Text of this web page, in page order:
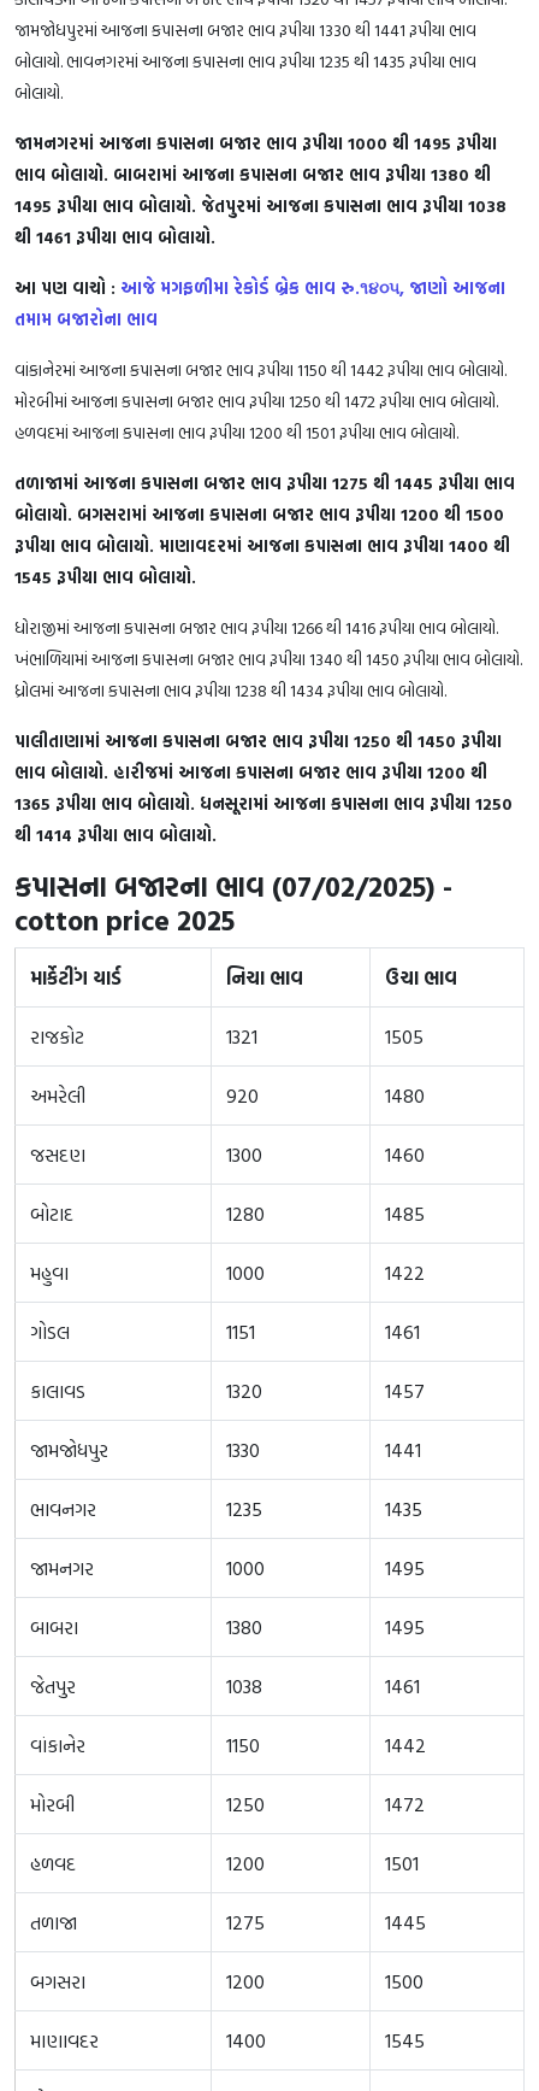
જામજોધપુરમાં આજના કપાસના બજાર ભાવ રૂપીયા 1330 થી 1441 રૂપીયા ભાવ
બોલાયો. ભાવનગરમાં આજના કપાસના ભાવ રૂપીયા 1235 થી 1435 રૂપીયા ભાવ
બોલાયો.
જામનગરમાં આજના કપાસના બજાર ભાવ રૂપીયા 1000 થી 1495 રૂપીયા
ભાવ બોલાયો. બાબરામાં આજના કપાસના બજાર ભાવ રૂપીયા 1380 થી
1495 રૂપીયા ભાવ બોલાયો. જેતપુરમાં આજના કપાસના ભાવ રૂપીયા 1038
થી 1461 રૂપીયા ભાવ બોલાયો.
આ પણ વાચો : આજે મગફળીમા રેકોર્ડ બ્રેક ભાવ રુ.૧૪૦૫, જાણો આજના
તમામ બજારોના ભાવ
વાંકાનેરમાં આજના કપાસના બજાર ભાવ રૂપીયા 1150 થી 1442 રૂપીયા ભાવ બોલાયો.
મોરબીમાં આજના કપાસના બજાર ભાવ રૂપીયા 1250 થી 1472 રૂપીયા ભાવ બોલાયો.
હળવદમાં આજના કપાસના ભાવ રૂપીયા 1200 થી 1501 રૂપીયા ભાવ બોલાયો.
તળાજામાં આજના કપાસના બજાર ભાવ રૂપીયા 1275 થી 1445 રૂપીયા ભાવ
બોલાયો. બગસરામાં આજના કપાસના બજાર ભાવ રૂપીયા 1200 થી 1500
રૂપીયા ભાવ બોલાયો. માણાવદરમાં આજના કપાસના ભાવ રૂપીયા 1400 થી
1545 રૂપીયા ભાવ બોલાયો.
ધોરાજીમાં આજના કપાસના બજાર ભાવ રૂપીયા 1266 થી 1416 રૂપીયા ભાવ બોલાયો.
ખંભાળિયામાં આજના કપાસના બજાર ભાવ રૂપીયા 1340 થી 1450 રૂપીયા ભાવ બોલાયો.
ધ્રોલમાં આજના કપાસના ભાવ રૂપીયા 1238 થી 1434 રૂપીયા ભાવ બોલાયો.
પાલીતાણામાં આજના કપાસના બજાર ભાવ રૂપીયા 1250 થી 1450 રૂપીયા
ભાવ બોલાયો. હારીજમાં આજના કપાસના બજાર ભાવ રૂપીયા 1200 થી
1365 રૂપીયા ભાવ બોલાયો. ધનસૂરામાં આજના કપાસના ભાવ રૂપીયા 1250
થી 1414 રૂપીયા ભાવ બોલાયો.
કપાસના બજારના ભાવ (07/02/2025) -
cotton price 2025
માર્કેટીંગ યાર્ડ નિચા ભાવ ઉચા ભાવ
રાજકોટ 1321 1505
અમરેલી 920 1480
જસદણ 1300 1460
બોટાદ 1280 1485
મહુવા 1000 1422
ગોડલ 1151 1461
કાલાવડ 1320 1457
જામજોધપુર 1330 1441
ભાવનગર 1235 1435
જામનગર 1000 1495
બાબરા 1380 1495
જેતપુર 1038 1461
વાંકાનેર 1150 1442
મોરબી 1250 1472
હળવદ 1200 1501
તળાજા 1275 1445
બગસરા 1200 1500
માણાવદર 1400 1545